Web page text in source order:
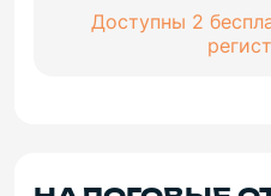
Доступны 2